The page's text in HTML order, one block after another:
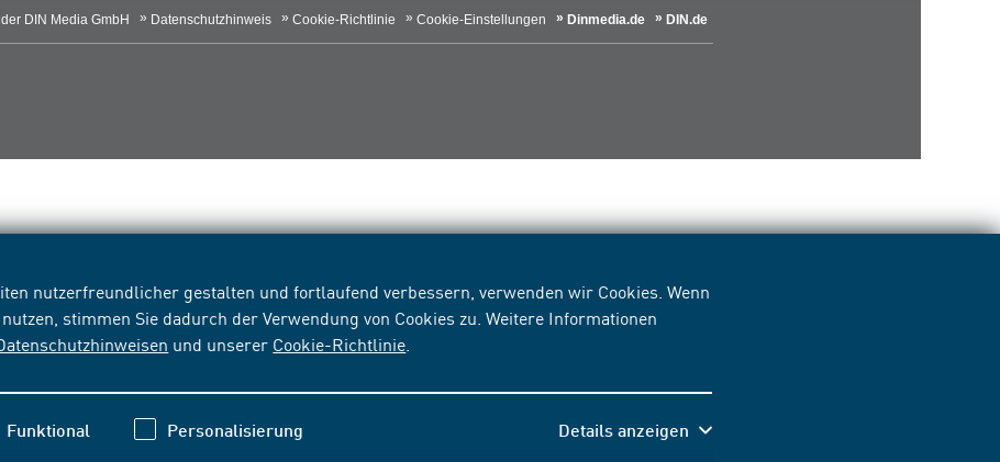
nutzerfreundlicher gestalten und fortlaufend verbessern, verwenden wir Cookies. Wenn
stimmen Sie dadurch der Verwendung von Cookies zu. Weitere Informationen
und unserer Cookie-Richtlinie
Funktional Personalisierung Details anzeigen
DIN Media GmbH Datenschutzhinweis Cookie-Richtlinie Cookie-Einstellungen Dinmedia.de DIN.de